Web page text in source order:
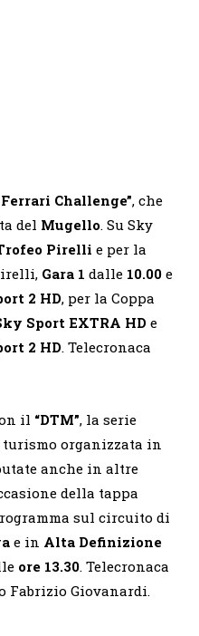
Challenge”, che
del Mugello. Su Sky
Pirelli e per la
Gara 1 dalle 10.00 e
2 HD, per la Coppa
Sport EXTRA HD e
2 HD. Telecronaca
il “DTM”, la serie
organizzata in
anche in altre
della tappa
sul circuito di
e in Alta Definizione
ore 13.30. Telecronaca
Fabrizio Giovanardi.